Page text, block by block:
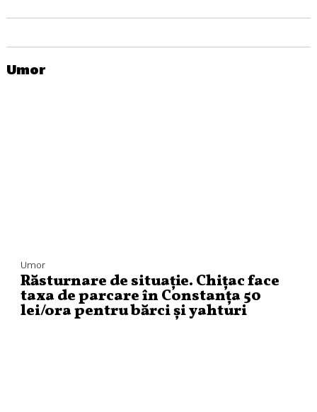
Umor
Umor
Răsturnare de situație. Chițac face
taxa de parcare în Constanța 50
lei/ora pentru bărci și yahturi